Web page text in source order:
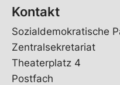
Kontakt
Sozialdemokratische
Zentralsekretariat
Theaterplatz 4
Postfach